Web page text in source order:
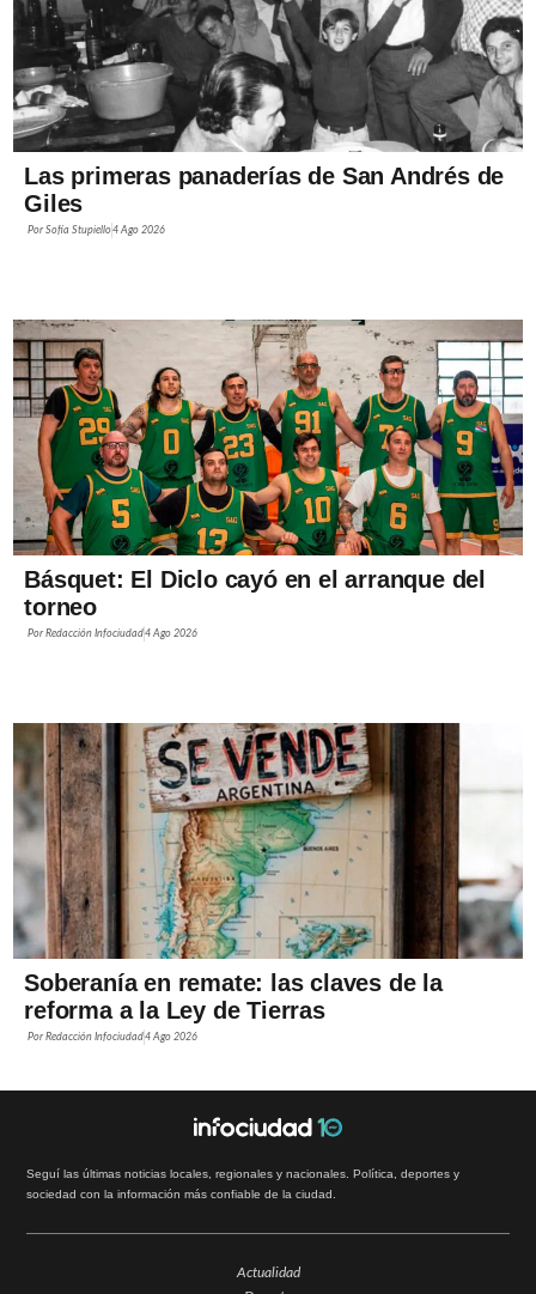
Las primeras panaderías de San Andrés de
Giles
PorSofía Stupiello4 Ago 2026
Básquet: El Diclo cayó en el arranque del
torneo
PorRedacción Infociudad4 Ago 2026
Soberanía en remate: las claves de la
reforma a la Ley de Tierras
PorRedacción Infociudad4 Ago 2026
Seguí las últimas noticias locales, regionales y nacionales. Política, deportes y
sociedad con la información más confiable de la ciudad.
Actualidad